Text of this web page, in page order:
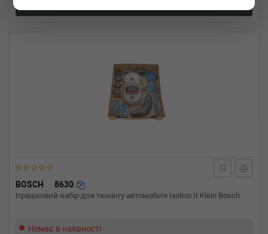
BOSCH 8630
Іграшковий набір для тюнінгу автомобіля Ixolino II Klein Bosch
Немає в наявності